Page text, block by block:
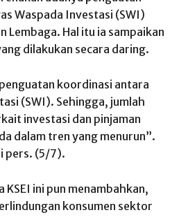
Waspada Investasi (SWI)
Lembaga. Hal itu ia sampaikan
dilakukan secara daring.
koordinasi antara
(SWI). Sehingga, jumlah
investasi dan pinjaman
dalam tren yang menurun”.
pers. (5/7).
ini pun menambahkan,
konsumen sektor